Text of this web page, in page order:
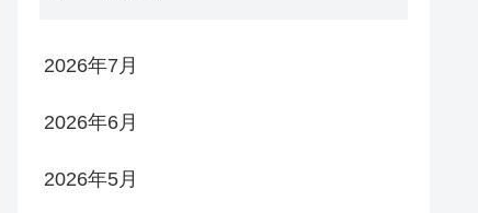
2026年7月
2026年6月
2026年5月